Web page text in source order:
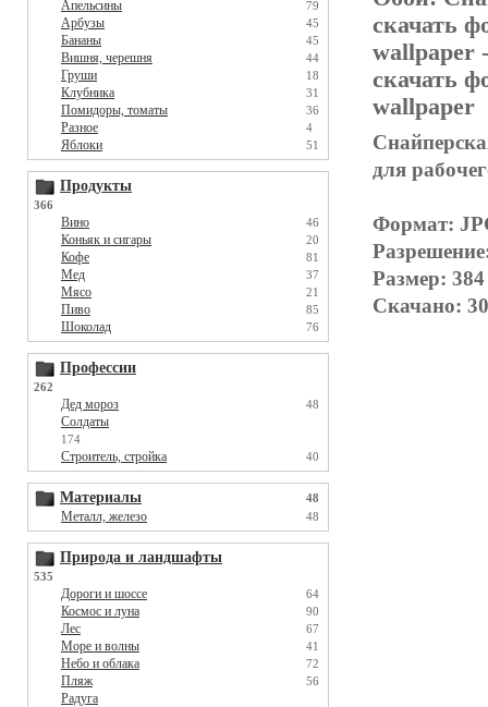
Апельсины 79
Арбузы 45
Бананы 45
Вишня, черешня 44
Груши 18
Клубника 31
Помидоры, томаты 36
Разное 4
Яблоки 51
Продукты
366
Вино 46
Коньяк и сигары 20
Кофе 81
Мед 37
Мясо 21
Пиво 85
Шоколад 76
Профессии
262
Дед мороз 48
Солдаты
174
Строитель, стройка 40
Материалы 48
Металл, железо 48
Природа и ландшафты
535
Дороги и шоссе 64
Космос и луна 90
Лес 67
Море и волны 41
Небо и облака 72
Пляж 56
Радуга
скачать
wallpaper-
скачать
wallpaper
для
Формат:
Размер:
Скачано: